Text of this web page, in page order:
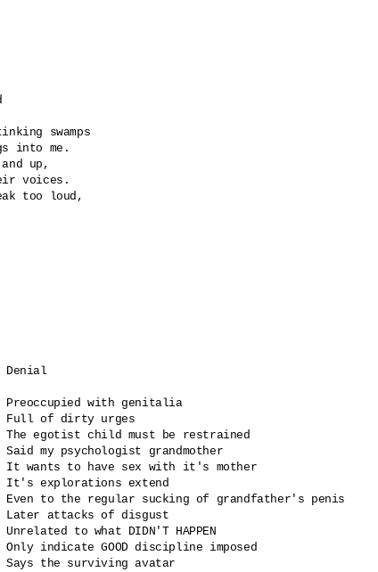
swamps
into me.
up,
voices.
too loud,
Denial
Preoccupied with genitalia
Full of dirty urges
The egotist child must be restrained
Said my psychologist grandmother
It wants to have sex with it's mother
It's explorations extend
Even to the regular sucking of grandfather's penis
Later attacks of disgust
Unrelated to what DIDN'T HAPPEN
Only indicate GOOD discipline imposed
Says the surviving avatar